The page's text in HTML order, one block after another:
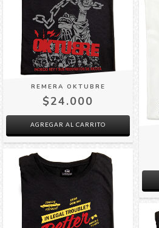
REMERA OKTUBRE
$24.000
AGREGAR AL CARRITO